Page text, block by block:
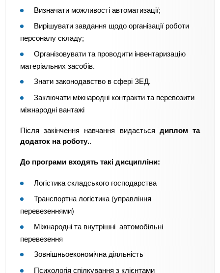
Визначати можливості автоматизації;
Вирішувати завдання щодо організації роботи
персоналу складу;
Організовувати та проводити інвентаризацію
матеріальних засобів.
Знати законодавство в сфері ЗЕД.
Заключати міжнародні контракти та перевозити
міжнародні вантажі
Після закінчення навчання видається диплом та
додаток на роботу..
До програми входять такі дисципліни:
Логістика складського господарства
Транспортна логістика (управління
перевезеннями)
Міжнародні та внутрішні автомобільні
перевезення
Зовнішньоекономічна діяльність
Психологія спілкування з клієнтами